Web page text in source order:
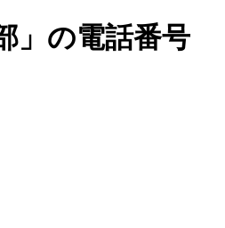
」の電話番号